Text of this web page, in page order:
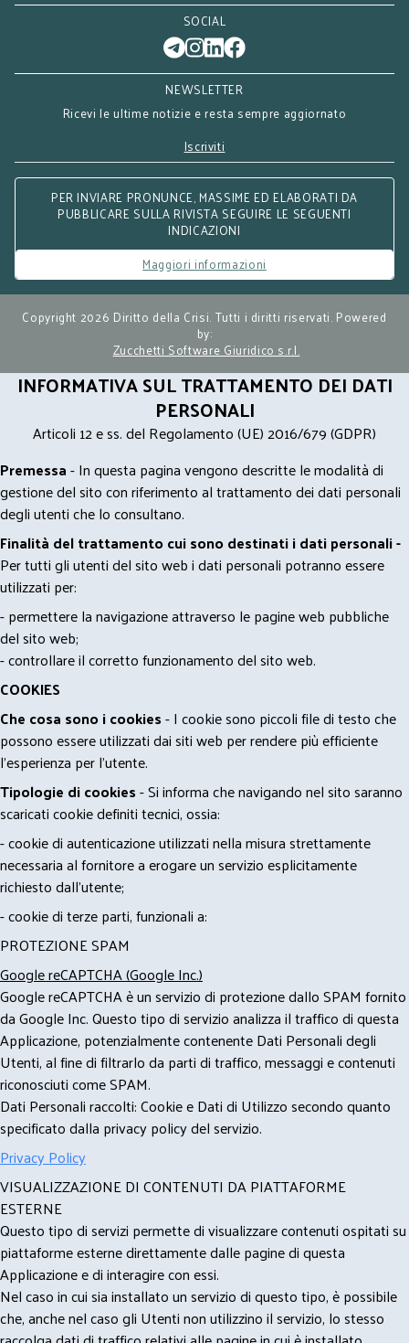
SOCIAL
NEWSLETTER
Ricevi le ultime notizie e resta sempre aggiornato
Iscriviti
PER INVIARE PRONUNCE, MASSIME ED ELABORATI DA
PUBBLICARE SULLA RIVISTA SEGUIRE LE SEGUENTI
INDICAZIONI
Maggiori informazioni
Copyright 2026 Diritto della Crisi. Tutti i diritti riservati. Powered
by:
Zucchetti Software Giuridico s.r.l.
INFORMATIVA SUL TRATTAMENTO DEI DATI
PERSONALI
Articoli 12 e ss. del Regolamento (UE) 2016/679 (GDPR)
Premessa- In questa pagina vengono descritte le modalità di
gestione del sito con riferimento al trattamento dei dati personali
degli utenti che lo consultano.
Finalità del trattamento cui sono destinati i dati personali -
Per tutti gli utenti del sito web i dati personali potranno essere
utilizzati per:
- permettere la navigazione attraverso le pagine web pubbliche
del sito web;
- controllare il corretto funzionamento del sito web.
COOKIES
Che cosa sono i cookies- I cookie sono piccoli file di testo che
possono essere utilizzati dai siti web per rendere più efficiente
l'esperienza per l'utente.
Tipologie di cookies- Si informa che navigando nel sito saranno
scaricati cookie definiti tecnici, ossia:
- cookie di autenticazione utilizzati nella misura strettamente
necessaria al fornitore a erogare un servizio esplicitamente
richiesto dall'utente;
- cookie di terze parti, funzionali a:
PROTEZIONE SPAM
Google reCAPTCHA (Google Inc.)
Google reCAPTCHA è un servizio di protezione dallo SPAM fornito
da Google Inc. Questo tipo di servizio analizza il traffico di questa
Applicazione, potenzialmente contenente Dati Personali degli
Utenti, al fine di filtrarlo da parti di traffico, messaggi e contenuti
riconosciuti come SPAM.
Dati Personali raccolti: Cookie e Dati di Utilizzo secondo quanto
specificato dalla privacy policy del servizio.
Privacy Policy
VISUALIZZAZIONE DI CONTENUTI DA PIATTAFORME
ESTERNE
Questo tipo di servizi permette di visualizzare contenuti ospitati su
piattaforme esterne direttamente dalle pagine di questa
Applicazione e di interagire con essi.
Nel caso in cui sia installato un servizio di questo tipo, è possibile
che, anche nel caso gli Utenti non utilizzino il servizio, lo stesso